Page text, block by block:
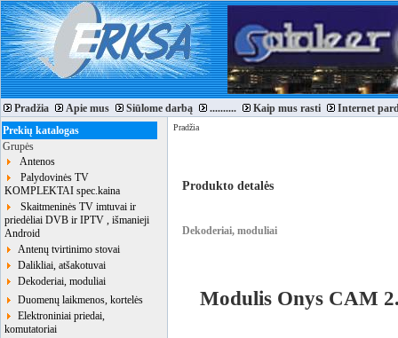
Pradžia Apie mus Siūlome darbą .......... Kaip mus rasti
Internet
Prekių katalogas
Grupės
Antenos
Palydovinės TV
KOMPLEKTAI spec.kaina
Skaitmeninės TV imtuvai ir
priedėliai DVB ir IPTV , išmanieji
Android
Antenų tvirtinimo stovai
Dalikliai, atšakotuvai
Dekoderiai, moduliai
Duomenų laikmenos, kortelės
Elektroniniai priedai,
komutatoriai
Pradžia
Produkto detalės
Dekoderiai, moduliai
Modulis Onys CAM